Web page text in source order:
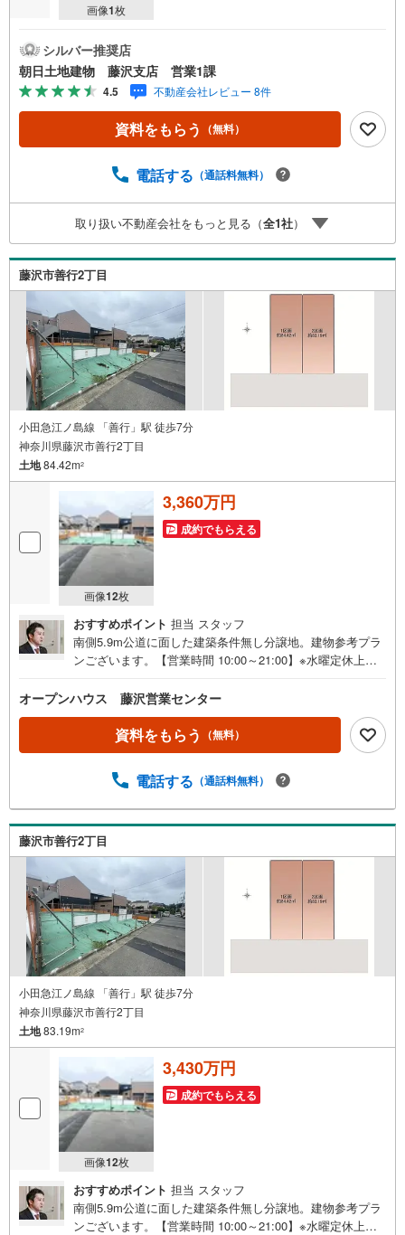
画像1枚
シルバー推奨店
朝日土地建物 藤沢支店 営業1課
4.5 不動産会社レビュー 8件
資料をもらう （無料）
電話する （通話料無料）
取り扱い不動産会社をもっと見る（全1社）
藤沢市善行2丁目
小田急江ノ島線 「善行」駅 徒歩7分
神奈川県藤沢市善行2丁目
土地84.42m2
画像12枚
3,360万円
成約でもらえる
おすすめポイント 担当 スタッフ
南側5.9m公道に面した建築条件無し分譲地。建物参考プラ
ンございます。【営業時間 10:00～21:00】※水曜定休上記
にご連絡ください！現地を見学される場合は「室内・現地
を見学する（無料）」ボタンよりご希望の日時をご記入い
ただけますとスムーズにご案内が可能です。◎現地のご案
内について・平日や夜遅い時間帯もご案内が可能 ※定休日
たします。・車でご自宅や最寄り駅等、ご指定の場所まで
個別FP相談会 無料物件のご紹介だけでなく住宅ローン・
資金のご相談、まずは家探しについて話を聞きたいという
方も大歓迎です！年間8000棟以上の限定物件を発表してい
るオープンハウスだから出会える物件が多数ございます。
ぜひお気軽にご連絡・ご相談ください！※限定物件:当社の
み、もしくは当社を含めた数社でのみご紹介可能なオープ
ンハウス・ディベロップメントの物件
オープンハウス 藤沢営業センター
資料をもらう （無料）
電話する （通話料無料）
藤沢市善行2丁目
小田急江ノ島線 「善行」駅 徒歩7分
神奈川県藤沢市善行2丁目
土地83.19m2
画像12枚
3,430万円
成約でもらえる
おすすめポイント 担当 スタッフ
南側5.9m公道に面した建築条件無し分譲地。建物参考プラ
ンございます。【営業時間 10:00～21:00】※水曜定休上記